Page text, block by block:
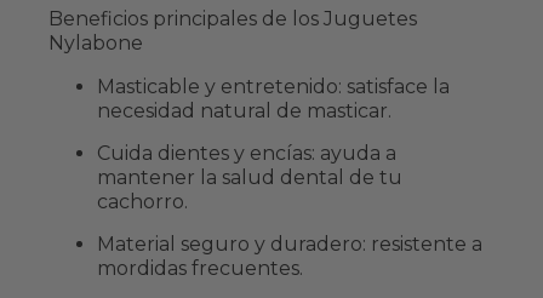
Beneficios principales de los Juguetes
Nylabone
Masticable y entretenido: satisface la
necesidad natural de masticar.
Cuida dientes y encías: ayuda a
mantener la salud dental de tu
cachorro.
Material seguro y duradero: resistente a
mordidas frecuentes.